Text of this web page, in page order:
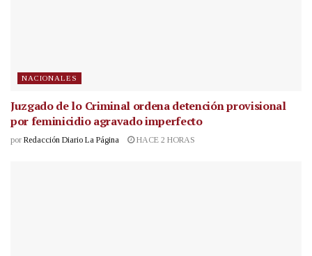
NACIONALES
Juzgado de lo Criminal ordena detención provisional
por feminicidio agravado imperfecto
por Redacción Diario La Página HACE 2 HORAS